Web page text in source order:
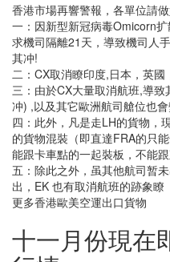
香港市場再響警報，各單位請
一：因新型新冠病毒Omicorn
求機司隔離21天，導致機司人
其冲!
二：CX取消瞭印度,日本，英
三：由於CX大量取消航班,導
冲) ,以及其它歐洲航司艙位也
四：此外，凡是走LH的貨物，
的貨物混裝（即直達FRA的只
能跟卡車點的一起裝板，不能
五：除此之外，虽其他航司暂
出，EK 也有取消航班的跡象瞭
更多香港歐美空運出口貨物
十一月份現在